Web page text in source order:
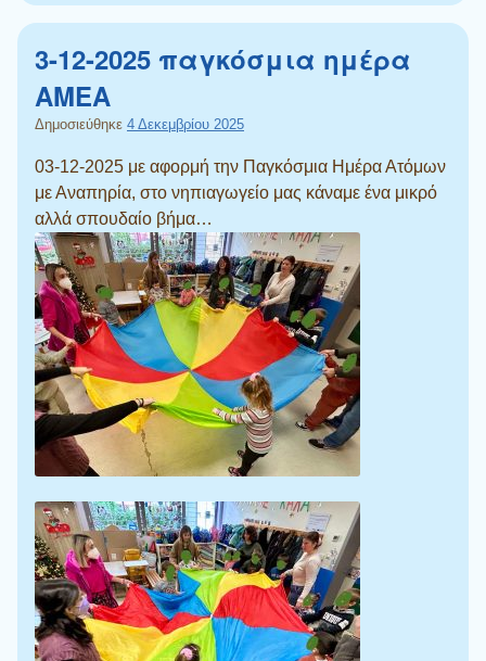
3-12-2025 παγκόσμια ημέρα
ΑΜΕΑ
Δημοσιεύθηκε 4 Δεκεμβρίου 2025
03-12-2025 με αφορμή την Παγκόσμια Ημέρα Ατόμων
με Αναπηρία, στο νηπιαγωγείο μας κάναμε ένα μικρό
αλλά σπουδαίο βήμα…